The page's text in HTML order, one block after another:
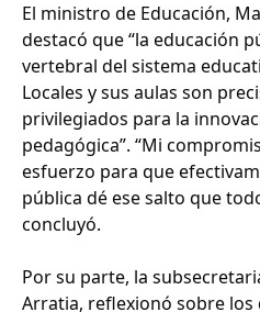
El ministro de Educación,
destacó que “la educación
vertebral del sistema
Locales y sus aulas son
privilegiados para la
pedagógica”. “Mi
esfuerzo para que
pública dé ese salto que
concluyó.
Por su parte, la
Arratia, reflexionó sobre los